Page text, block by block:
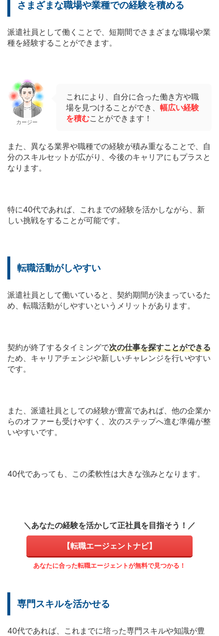
さまざまな職場や業種での経験を積める
派遣社員として働くことで、短期間でさまざまな職場や業
種を経験することができます。
カージー
これにより、自分に合った働き方や職
場を見つけることができ、 幅広い経験
を積むことができます！
また、異なる業界や職種での経験が積み重なることで、自
分のスキルセットが広がり、今後のキャリアにもプラスと
なります。
特に40代であれば、これまでの経験を活かしながら、新
しい挑戦をすることが可能です。
転職活動がしやすい
派遣社員として働いていると、契約期間が決まっているた
め、転職活動がしやすいというメリットがあります。
契約が終了するタイミングで次の仕事を探すことができる
ため、キャリアチェンジや新しいチャレンジを行いやすい
です。
また、派遣社員としての経験が豊富であれば、他の企業か
らのオファーも受けやすく、次のステップへ進む準備が整
いやすいです。
40代であっても、この柔軟性は大きな強みとなります。
＼あなたの経験を活かして正社員を目指そう！／
【転職エージェントナビ】
あなたに合った転職エージェントが無料で見つかる！
専門スキルを活かせる
40代であれば、これまでに培った専門スキルや知識が豊